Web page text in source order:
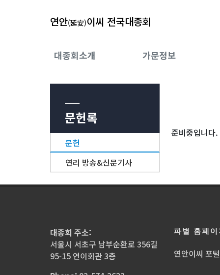
연안(延安)이씨 전국대종회
대종회소개 가문정보
문헌록
문헌
연리 방송&신문기사
준비중입니다.
대종회 주소:
서울시 서초구 남부순환로 356길
95-15 연이회관 3층
파별 홈페
연안이씨 포털